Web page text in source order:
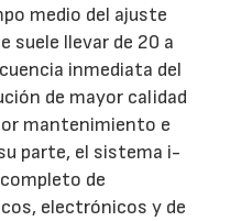
medio del ajuste
suele llevar de 20 a
inmediata del
de mayor calidad
mantenimiento e
parte, el sistema i-
de
electrónicos y de